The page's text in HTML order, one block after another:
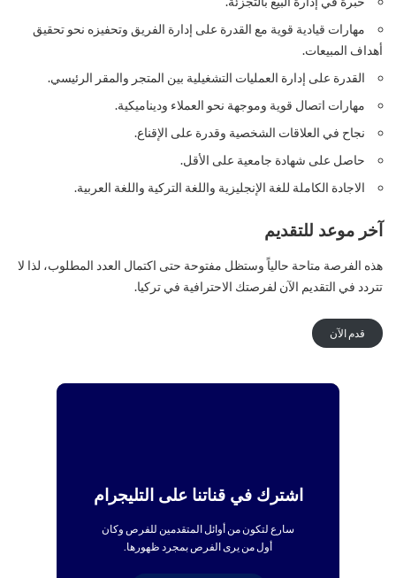
مهارات قيادية قوية مع القدرة على إدارة الفريق وتحفيزه نحو تحقيق
أهداف المبيعات.
القدرة على إدارة العمليات التشغيلية بين المتجر والمقر الرئيسي.
مهارات اتصال قوية وموجهة نحو العملاء وديناميكية.
نجاح في العلاقات الشخصية وقدرة على الإقناع.
حاصل على شهادة جامعية على الأقل.
الاجادة الكاملة للغة الإنجليزية واللغة التركية واللغة العربية.
آخر موعد للتقديم
هذه الفرصة متاحة حالياً وستظل مفتوحة حتى اكتمال العدد المطلوب، لذا لا
تتردد في التقديم الآن لفرصتك الاحترافية في تركيا.
قدم الآن
اشترك في قناتنا على التليجرام
سارع لتكون من أوائل المتقدمين للفرص وكان
أول من يرى الفرص بمجرد ظهورها.